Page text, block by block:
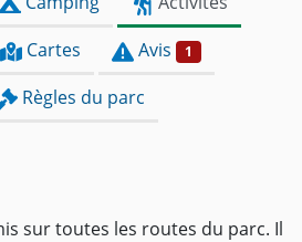
Cartes Avis 1
Règles du parc
sur toutes les routes du parc. Il